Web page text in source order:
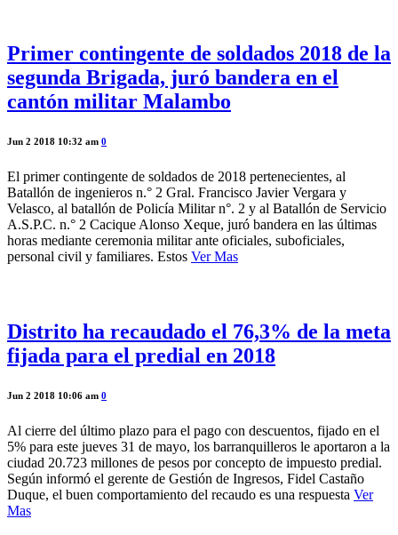
Primer contingente de soldados 2018 de la
segunda Brigada, juró bandera en el
cantón militar Malambo
Jun 2 2018 10:32 am 0
El primer contingente de soldados de 2018 pertenecientes, al
Batallón de ingenieros n.° 2 Gral. Francisco Javier Vergara y
Velasco, al batallón de Policía Militar n°. 2 y al Batallón de Servicio
A.S.P.C. n.° 2 Cacique Alonso Xeque, juró bandera en las últimas
horas mediante ceremonia militar ante oficiales, suboficiales,
personal civil y familiares. Estos Ver Mas
Distrito ha recaudado el 76,3% de la meta
fijada para el predial en 2018
Jun 2 2018 10:06 am 0
Al cierre del último plazo para el pago con descuentos, fijado en el
5% para este jueves 31 de mayo, los barranquilleros le aportaron a la
ciudad 20.723 millones de pesos por concepto de impuesto predial.
Según informó el gerente de Gestión de Ingresos, Fidel Castaño
Duque, el buen comportamiento del recaudo es una respuesta Ver
Mas